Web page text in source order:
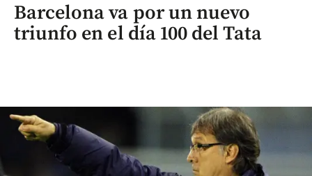
Barcelona va por un nuevo
triunfo en el día 100 del Tata